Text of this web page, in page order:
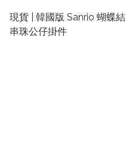
現貨 | 韓國版 Sanrio 蝴蝶結
串珠公仔掛件